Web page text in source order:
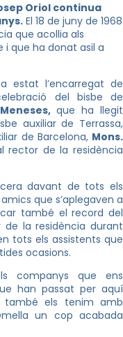
Oriol continua
El 18 de juny de 1968
que acollia als
i que ha donat asil a
estat l’encarregat de
del bisbe de
que ha llegit
auxiliar de Terrassa,
de Barcelona, Mons.
rector de la residència
davant de tots els
que s’aplegaven a
també el record del
de la residència durant
tots els assistents que
ocasions.
companys que ens
han passat per aquí
els tenim amb
un cop acabada